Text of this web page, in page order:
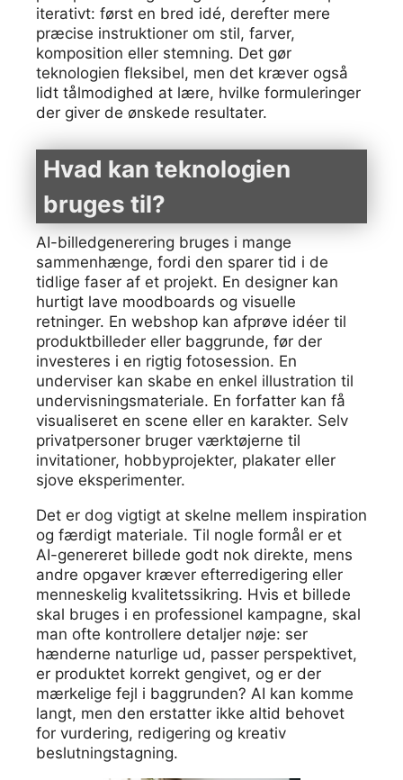
iterativt: først en bred idé, derefter mere
præcise instruktioner om stil, farver,
komposition eller stemning. Det gør
teknologien fleksibel, men det kræver også
lidt tålmodighed at lære, hvilke formuleringer
der giver de ønskede resultater.
Hvad kan teknologien
bruges til?
AI-billedgenerering bruges i mange
sammenhænge, fordi den sparer tid i de
tidlige faser af et projekt. En designer kan
hurtigt lave moodboards og visuelle
retninger. En webshop kan afprøve idéer til
produktbilleder eller baggrunde, før der
investeres i en rigtig fotosession. En
underviser kan skabe en enkel illustration til
undervisningsmateriale. En forfatter kan få
visualiseret en scene eller en karakter. Selv
privatpersoner bruger værktøjerne til
invitationer, hobbyprojekter, plakater eller
sjove eksperimenter.
Det er dog vigtigt at skelne mellem inspiration
og færdigt materiale. Til nogle formål er et
AI-genereret billede godt nok direkte, mens
andre opgaver kræver efterredigering eller
menneskelig kvalitetssikring. Hvis et billede
skal bruges i en professionel kampagne, skal
man ofte kontrollere detaljer nøje: ser
hænderne naturlige ud, passer perspektivet,
er produktet korrekt gengivet, og er der
mærkelige fejl i baggrunden? AI kan komme
langt, men den erstatter ikke altid behovet
for vurdering, redigering og kreativ
beslutningstagning.